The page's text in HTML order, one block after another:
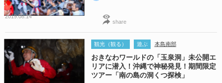
2019.08.14
share
観光（観る） 遊ぶ 本島南部
おきなわワールドの「玉泉洞」未公開エ
リアに潜入！沖縄で神秘発見！期間限定
ツアー「南の島の洞くつ探検」